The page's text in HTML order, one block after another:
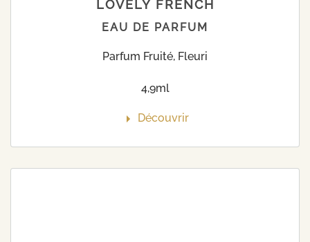
LOVELY FRENCH
EAU DE PARFUM
Parfum Fruité, Fleuri
4,9ml
Découvrir